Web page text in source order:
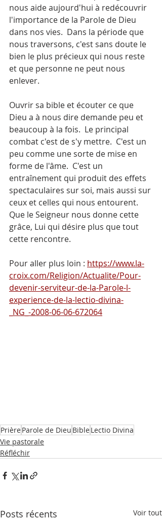
nous aide aujourd'hui à redécouvrir
l'importance de la Parole de Dieu
dans nos vies.  Dans la période que
nous traversons, c'est sans doute le
bien le plus précieux qui nous reste
et que personne ne peut nous
enlever.
Ouvrir sa bible et écouter ce que
Dieu a à nous dire demande peu et
beaucoup à la fois.  Le principal
combat c'est de s'y mettre.  C'est un
peu comme une sorte de mise en
forme de l'âme.  C'est un
entraînement qui produit des effets
spectaculaires sur soi, mais aussi sur
ceux et celles qui nous entourent.
Que le Seigneur nous donne cette
grâce, Lui qui désire plus que tout
cette rencontre.
Pour aller plus loin : https://www.la-
croix.com/Religion/Actualite/Pour-
devenir-serviteur-de-la-Parole-l-
experience-de-la-lectio-divina-
_NG_-2008-06-06-672064
PrièreParole de Dieu BibleLectio Divina
Vie pastorale
Réfléchir
Posts récents Voir tout